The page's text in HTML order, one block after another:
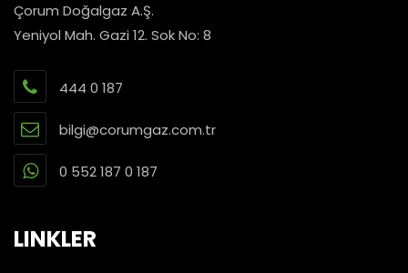
Çorum Doğalgaz A.Ş.
Yeniyol Mah. Gazi 12. Sok No: 8
444 0 187
bilgi@corumgaz.com.tr
0 552 187 0 187
LINKLER